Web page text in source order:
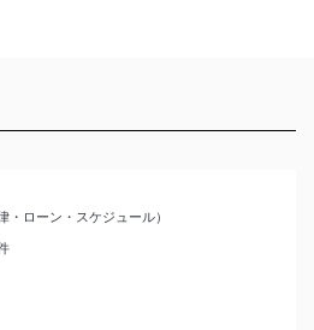
・ローン・スケジュール）